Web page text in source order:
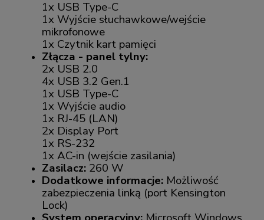
1x USB Type-C
1x Wyjście słuchawkowe/wejście
mikrofonowe
1x Czytnik kart pamięci
Złącza - panel tylny:
2x USB 2.0
4x USB 3.2 Gen.1
1x USB Type-C
1x Wyjście audio
1x RJ-45 (LAN)
2x Display Port
1x RS-232
1x AC-in (wejście zasilania)
Zasilacz: 260 W
Dodatkowe informacje: Możliwość
zabezpieczenia linką (port Kensington
Lock)